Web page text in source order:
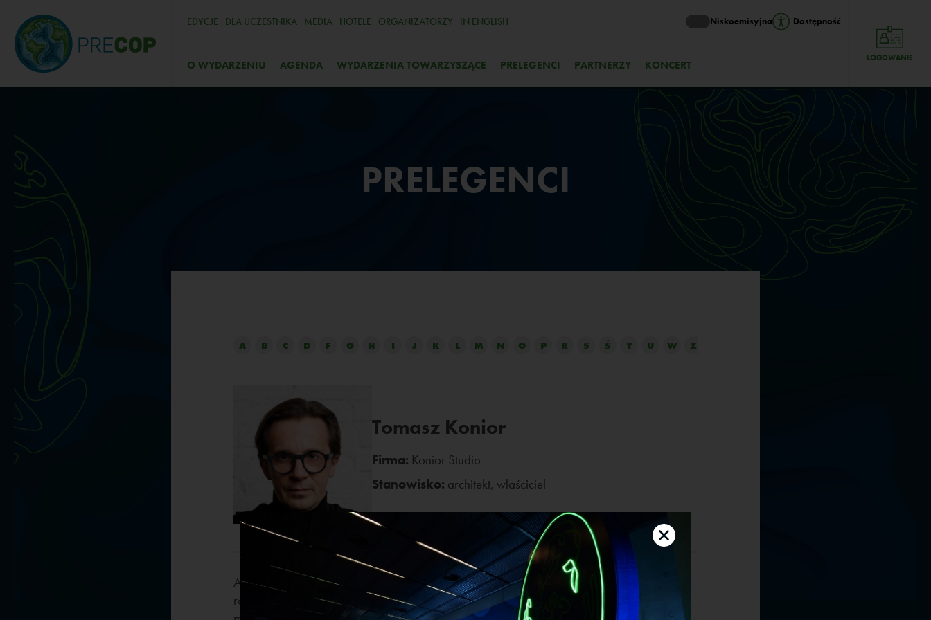
EDYCJE DLA UCZESTNIKA MEDIA HOTELE ORGANIZATORZY IN ENGLISH Niskoemisyjna Dostępność
O WYDARZENIU AGENDA WYDARZENIA TOWARZYSZĄCE PRELEGENCI PARTNERZY KONCERT
LOGOWANIE
PRELEGENCI
A B C D F G H I J K L M N O P R S Ś T U W Z
Tomasz Konior
Firma: Konior Studio
Stanowisko: architekt, właściciel
Architekt i urbanista. Absolwent Wydziału Architektury Politechniki Krakowskiej. W 2019
roku obronił pracę doktorską pt. „Ewolucja przestrzeni publicznej w budynkach dla